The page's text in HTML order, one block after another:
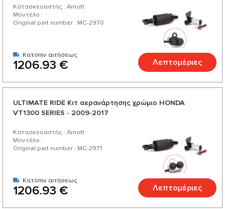
Κατασκευαστής : Arnott
Μοντέλο :
Original part number : MC-2970
Κατόπιν αιτήσεως
1206.93 € Λεπτομέριες
ULTIMATE RIDE Κιτ αερανάρτησης χρώμιο HONDA
VT1300 SERIES - 2009-2017
Κατασκευαστής : Arnott
Μοντέλο :
Original part number : MC-2971
Κατόπιν αιτήσεως
1206.93 € Λεπτομέριες